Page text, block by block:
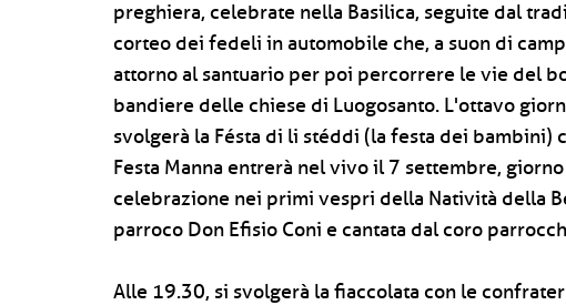
preghiera, celebrate nella Basilica, seguite dal
corteo dei fedeli in automobile che, a suon di
attorno al santuario per poi percorrere le vie del
bandiere delle chiese di Luogosanto. L'ottavo
svolgerà la Fésta di li stéddi (la festa dei bambini)
Festa Manna entrerà nel vivo il 7 settembre,
celebrazione nei primi vespri della Natività della
parroco Don Efisio Coni e cantata dal coro
Alle 19.30, si svolgerà la fiaccolata con le